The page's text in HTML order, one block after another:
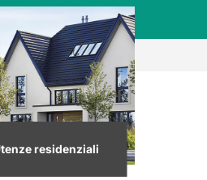
residenziali